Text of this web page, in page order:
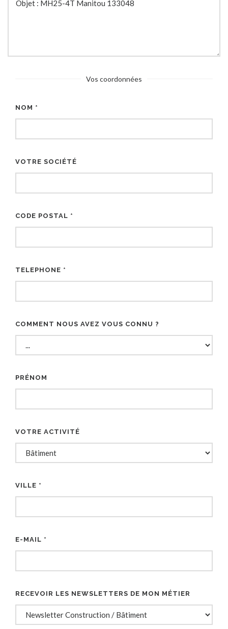
Vos coordonnées
NOM *
VOTRE SOCIÉTÉ
CODE POSTAL *
TELEPHONE *
COMMENT NOUS AVEZ VOUS CONNU ?
PRÉNOM
VOTRE ACTIVITÉ
VILLE *
E-MAIL *
RECEVOIR LES NEWSLETTERS DE MON MÉTIER